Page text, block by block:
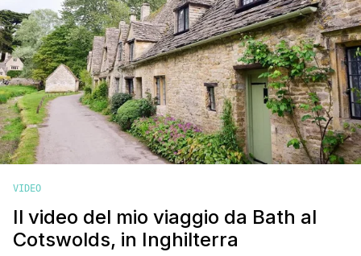
VIDEO
Il video del mio viaggio da Bath al
Cotswolds, in Inghilterra